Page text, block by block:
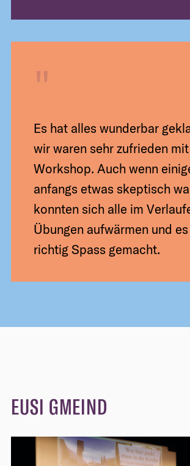
"
Es hat alles wunderbar
wir waren sehr zufrieden
Workshop. Auch wenn
anfangs etwas skeptisch
konnten sich alle im
Übungen aufwärmen und
richtig Spass gemacht.
EUSI GMEIND